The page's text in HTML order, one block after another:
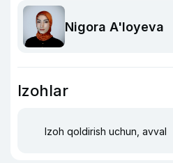
Nigora A'loyeva
Izohlar
Izoh qoldirish uchun, avval